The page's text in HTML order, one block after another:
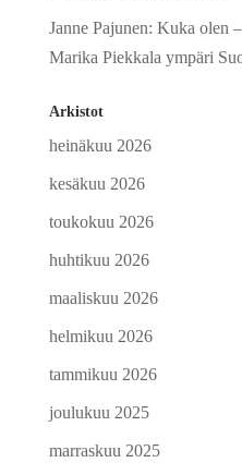
Janne Pajunen: Kuka olen
Marika Piekkala ympäri
Arkistot
heinäkuu 2026
kesäkuu 2026
toukokuu 2026
huhtikuu 2026
maaliskuu 2026
helmikuu 2026
tammikuu 2026
joulukuu 2025
marraskuu 2025